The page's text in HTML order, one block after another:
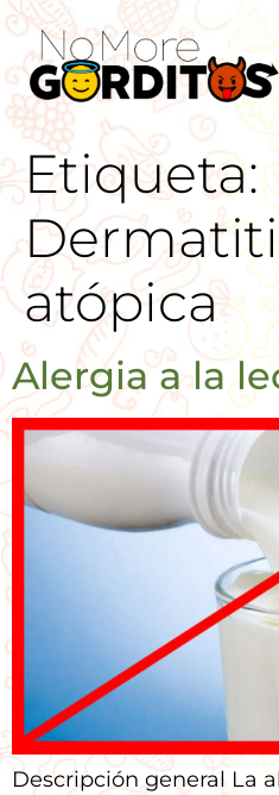
Etiqueta:
atópica
Alergia a la
Descripción general La